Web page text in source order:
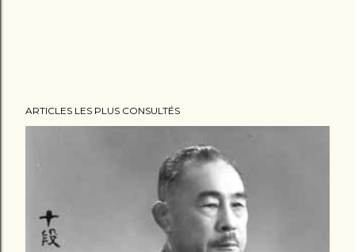
ARTICLES LES PLUS CONSULTÉS